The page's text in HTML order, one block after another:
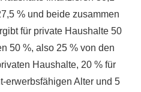
% und beide zusammen
für private Haushalte 50
50 %, also 25 % von den
Haushalte, 20 % für
erwerbsfähigen Alter und 5